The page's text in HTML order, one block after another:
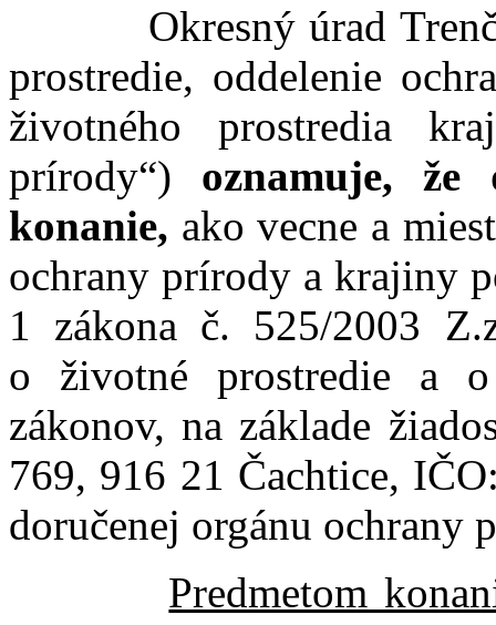
Okresný úrad
prostredie, oddelenie
životného prostredia
prírody“) oznamuje, že
konanie, ako vecne a
ochrany prírody a krajiny
1 zákona č. 525/2003
o životné prostredie a
zákonov, na základe
769, 916 21 Čachtice,
doručenej orgánu ochrany
Predmetom